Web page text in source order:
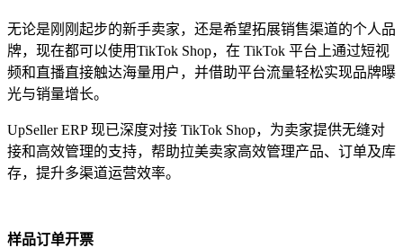
无论是刚刚起步的新手卖家，还是希望拓展销售渠道的个人品
牌，现在都可以使用TikTok Shop，在 TikTok 平台上通过短视
频和直播直接触达海量用户，并借助平台流量轻松实现品牌曝
光与销量增长。
UpSeller ERP 现已深度对接 TikTok Shop，为卖家提供无缝对
接和高效管理的支持，帮助拉美卖家高效管理产品、订单及库
存，提升多渠道运营效率。
样品订单开票